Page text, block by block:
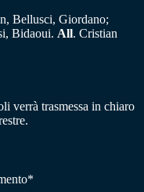
Bellusci, Giordano;
Bidaoui. All. Cristian
verrà trasmessa in chiaro